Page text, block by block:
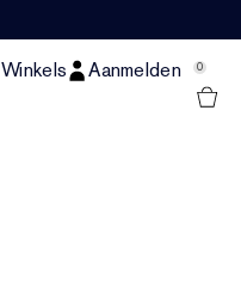
Winkels Aanmelden 0